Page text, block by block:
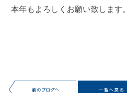
本年もよろしくお願い致します。